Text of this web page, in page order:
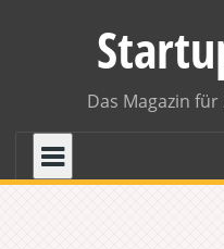
Das Magazin